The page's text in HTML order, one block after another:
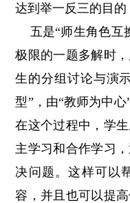
达到举一反三的目的
五是“师生角色互
极限的一题多解时
生的分组讨论与演
型”，由“教师为中心
在这个过程中，学
主学习和合作学习
决问题。这样可以
容，并且也可以提